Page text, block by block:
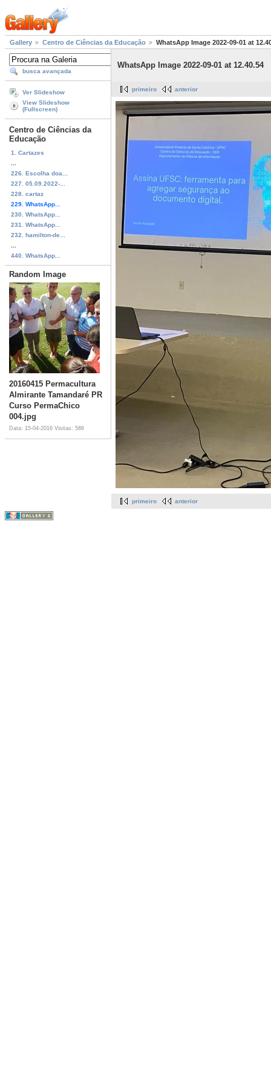
Gallery Centro de Ciências da Educação WhatsApp Image 2022-09-01 at
busca avançada
Ver Slideshow
View Slideshow
(Fullscreen)
Centro de Ciências da
Educação
1. Cartazes
226. Escolha doa...
227. 05.09.2022-...
228. cartaz
229. WhatsApp...
230. WhatsApp...
231. WhatsApp...
232. hamilton-de...
440. WhatsApp...
Random Image
20160415 Permacultura
Almirante Tamandaré PR
Curso PermaChico
004.jpg
Data: 15-04-2016 Visitas: 586
WhatsApp Image 2022-09-01 at 12.40.54
primeiro anterior
primeiro anterior